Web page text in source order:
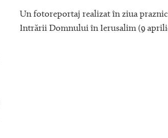
Un fotoreportaj realizat în ziua
Intrării Domnului în Ierusalim (9